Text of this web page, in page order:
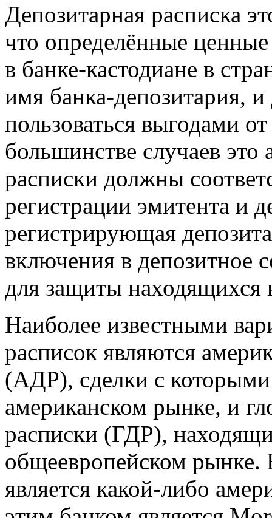
Депозитарная расписка
что определённые
в банке-кастодиане в
имя банка-депозитария,
пользоваться выгодами
большинстве случаев
расписки должны
регистрации эмитента и
регистрирующая
включения в депозитное
для защиты находящихся
Наиболее известными
расписок являются
(АДР), сделки с
американском рынке, и
расписки (ГДР),
общеевропейском
является какой-либо